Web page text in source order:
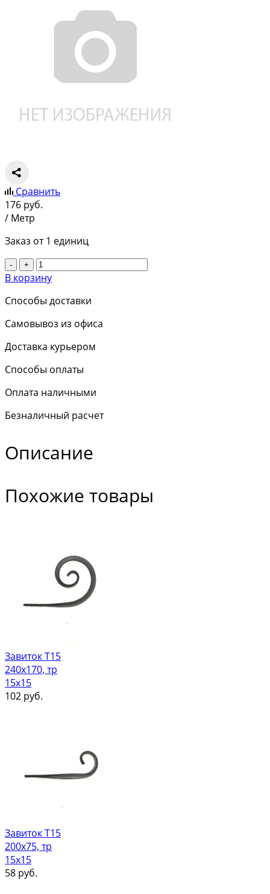
Сравнить
176 руб.
/ Метр
Заказ от 1 единиц
- +
В корзину
Способы доставки
Самовывоз из офиса
Доставка курьером
Способы оплаты
Оплата наличными
Безналичный расчет
Описание
Похожие товары
Завиток Т15
240х170, тр
15х15
102 руб.
Завиток Т15
200х75, тр
15х15
58 руб.